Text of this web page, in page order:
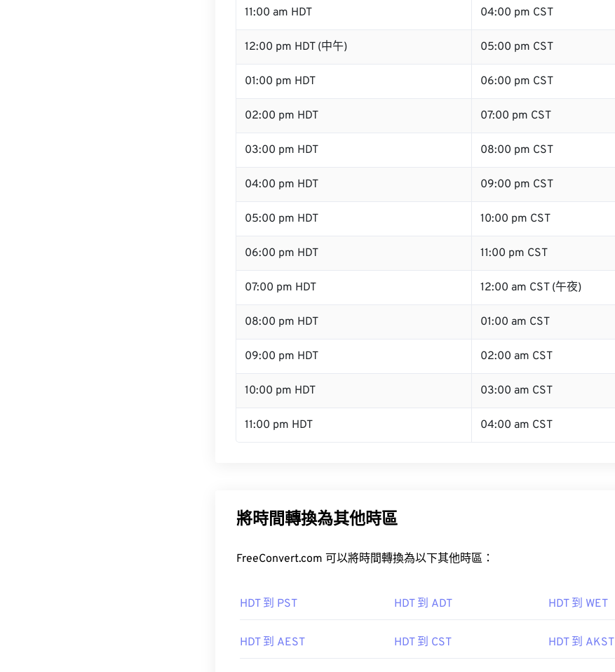
11:00 am HDT 04:00 pm CST
12:00 pm HDT (中午) 05:00 pm CST
01:00 pm HDT 06:00 pm CST
02:00 pm HDT 07:00 pm CST
03:00 pm HDT 08:00 pm CST
04:00 pm HDT 09:00 pm CST
05:00 pm HDT 10:00 pm CST
06:00 pm HDT 11:00 pm CST
07:00 pm HDT 12:00 am CST (午夜)
08:00 pm HDT 01:00 am CST
09:00 pm HDT 02:00 am CST
10:00 pm HDT 03:00 am CST
11:00 pm HDT 04:00 am CST
將時間轉換為其他時區
FreeConvert.com 可以將時間轉換為以下其他時區：
HDT 到 PST HDT 到 ADT HDT 到 WET
HDT 到 AEST HDT 到 CST HDT 到 AKST